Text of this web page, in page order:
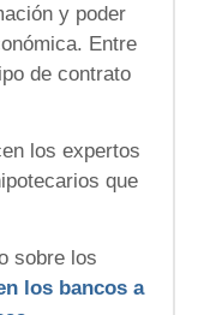
y poder
Entre
de contrato
los expertos
que
sobre los
los bancos a